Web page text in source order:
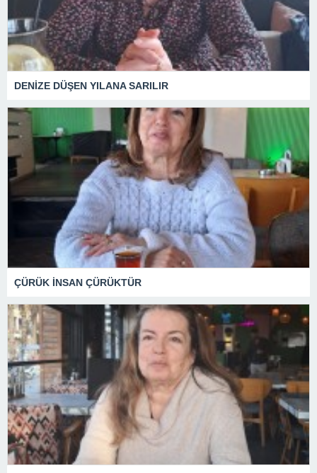
DENİZE DÜŞEN YILANA SARILIR
ÇÜRÜK İNSAN ÇÜRÜKTÜR